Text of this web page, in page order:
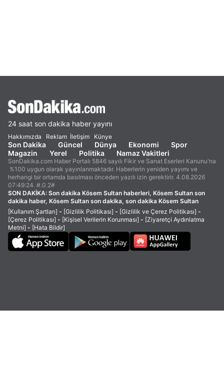
24 saat son dakika haber yayını
Hakkımızda Reklam İletişim Künye
Son Dakika Güncel Dünya Ekonomi
Spor
Magazin
Yerel Politika Namaz Vakitleri
SonDakika.com Haber Portalı 5846 sayılı Fikir ve Sanat Eserleri Kanunu'na
%100 uygun olarak yayınlanmaktadır. Haberlerin yeniden yayımı ve
herhangi bir ortamda basılması önceden yazılı izin gerektirir. 4.08.2026
07:49:24. #.0.2#
SON DAKİKA: Son dakika Kösem Sultan haberleri, Kösem Sultan son
dakika haber, Kösem Sultan son dakika, son dakika Kösem Sultan
[Kullanım Şartları] - [Gizlilik Politikası] - [Gizlilik ve Çerez Politikası] -
[Çerez Politikası] - [Kişisel Verilerin Korunması] - [Ziyaretçi Aydınlatma
Metni] - [Hata Bildir]